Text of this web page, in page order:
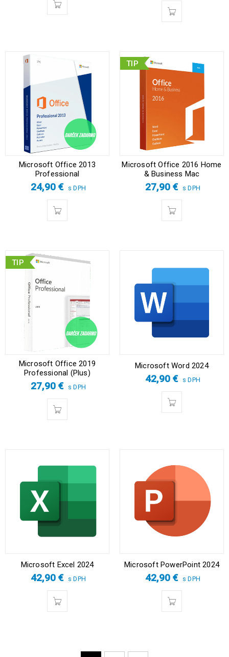
Microsoft Office 2013
Professional
24,90€ s DPH
TIP
Microsoft Office 2016 Home
& Business Mac
27,90€ s DPH
TIP
Microsoft Office 2019
Professional (Plus)
27,90€ s DPH
Microsoft Word 2024
42,90€ s DPH
Microsoft Excel 2024
42,90€ s DPH
Microsoft PowerPoint 2024
42,90€ s DPH